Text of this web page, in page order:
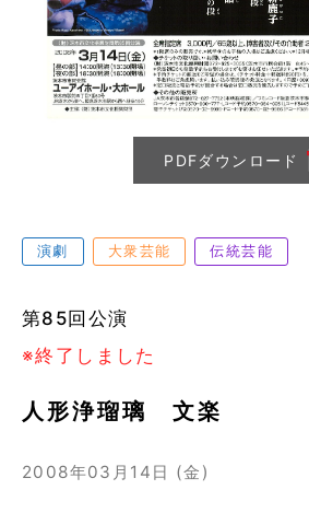
PDFダウンロード
演劇 大衆芸能 伝統芸能
第85回公演
※終了しました
人形浄瑠璃 文楽
2008年03月14日 (金)